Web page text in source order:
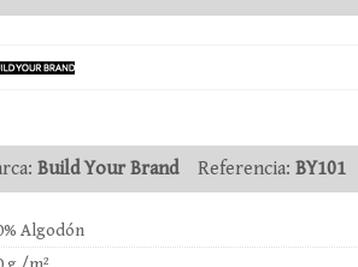
Build Your BrandReferencia: BY101
Algodón